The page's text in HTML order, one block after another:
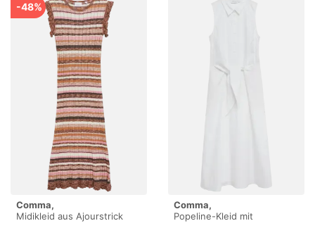
-48%
Comma,
Midikleid aus Ajourstrick
Comma,
Popeline-Kleid mit